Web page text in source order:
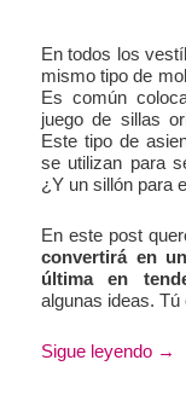
En todos los
mismo tipo de
Es común
juego de sillas
Este tipo de
se utilizan para
¿Y un sillón para
En este post
convertirá en
última en
algunas ideas. Tú
Sigue leyendo →